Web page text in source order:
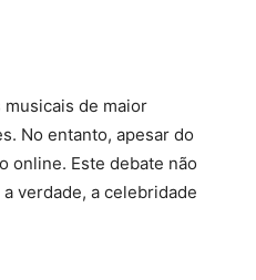
de maior
No entanto, apesar do
online. Este debate não
verdade, a celebridade